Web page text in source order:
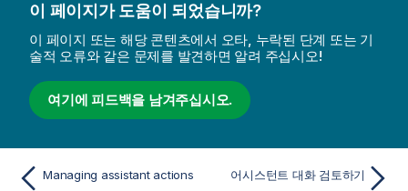
이 페이지가 도움이 되었습니까?
이 페이지 또는 해당 콘텐츠에서 오타, 누락된 단계 또는 기
술적 오류와 같은 문제를 발견하면 알려 주십시오!
여기에 피드백을 남겨주십시오.
Managing assistant actions 어시스턴트 대화 검토하기